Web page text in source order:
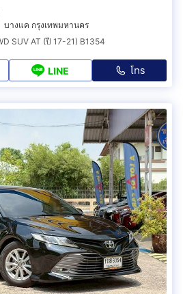
บางแค กรุงเทพมหานคร
SUV AT (ปี 17-21) B1354
LINE โทร